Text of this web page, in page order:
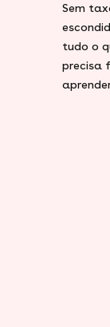
Sem
tudo o
precisa